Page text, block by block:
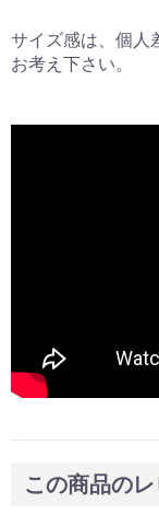
サイズ感は、個人
お考え下さい。
この商品の